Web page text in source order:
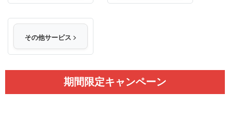
その他サービス
期間限定キャンペーン